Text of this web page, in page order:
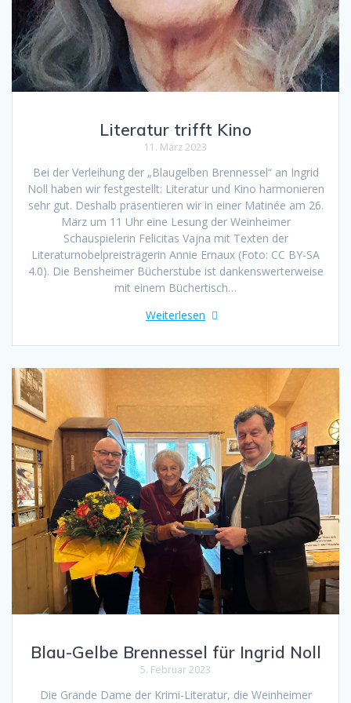
Literatur trifft Kino
11. März 2023
Bei der Verleihung der „Blaugelben Brennessel“ an Ingrid
Noll haben wir festgestellt: Literatur und Kino harmonieren
sehr gut. Deshalb präsentieren wir in einer Matinée am 26.
März um 11 Uhr eine Lesung der Weinheimer
Schauspielerin Felicitas Vajna mit Texten der
Literaturnobelpreisträgerin Annie Ernaux (Foto: CC BY-SA
4.0). Die Bensheimer Bücherstube ist dankenswerterweise
mit einem Büchertisch…
Weiterlesen
Blau-Gelbe Brennessel für Ingrid Noll
5. Februar 2023
Die Grande Dame der Krimi-Literatur, die Weinheimer